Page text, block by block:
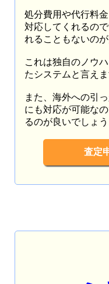
処分費用や代行料
対応してくれるの
れることもないの
これは独自のノウ
たシステムと言えま
また、海外への引
にも対応が可能な
るのが良いでしょう
査定